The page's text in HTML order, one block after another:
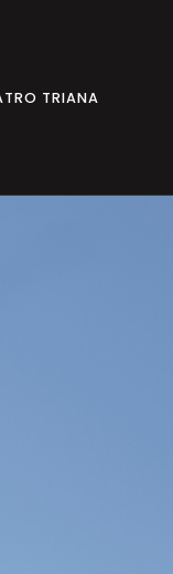
TRIANA